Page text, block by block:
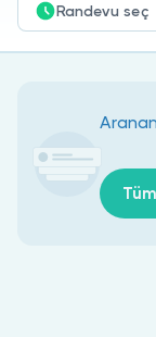
Hastalar için
Doktorlar için
Randevu seç